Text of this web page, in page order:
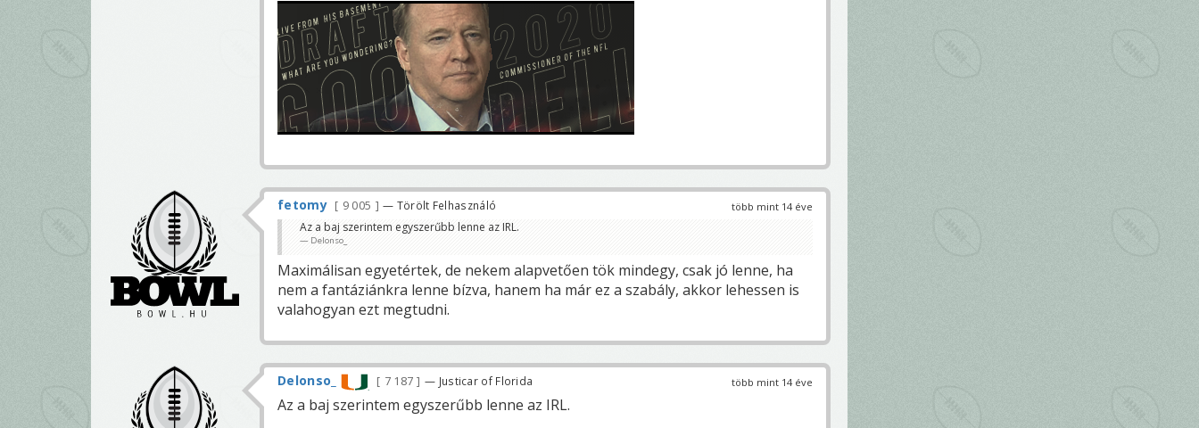
több mint 14 éve
fetomy 9 005 — Törölt Felhasználó
Az a baj szerintem egyszerűbb lenne az IRL.
Delonso_
Maximálisan egyetértek, de nekem alapvetően tök mindegy, csak jó lenne, ha
nem a fantáziánkra lenne bízva, hanem ha már ez a szabály, akkor lehessen is
valahogyan ezt megtudni.
több mint 14 éve
Delonso_ 7 187 — Justicar of Florida
Az a baj szerintem egyszerűbb lenne az IRL.